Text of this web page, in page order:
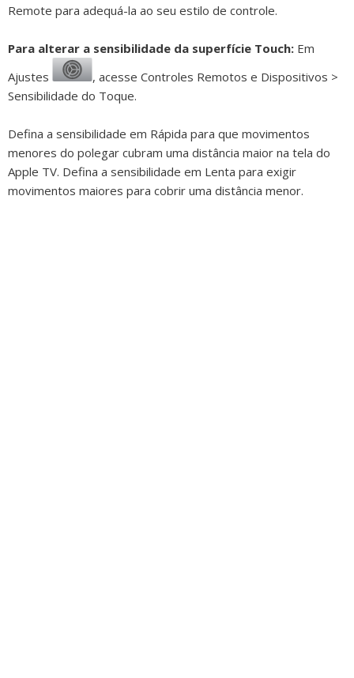
Remote para adequá-la ao seu estilo de controle.
Para alterar a sensibilidade da superfície Touch: Em
Ajustes
, acesse Controles Remotos e Dispositivos >
Sensibilidade do Toque.
Defina a sensibilidade em Rápida para que movimentos
menores do polegar cubram uma distância maior na tela do
Apple TV. Defina a sensibilidade em Lenta para exigir
movimentos maiores para cobrir uma distância menor.